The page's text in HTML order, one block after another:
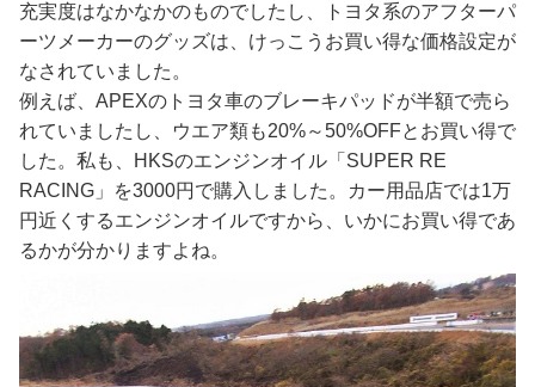
充実度はなかなかのものでしたし、トヨタ系のアフターパ
ーツメーカーのグッズは、けっこうお買い得な価格設定が
なされていました。
例えば、APEXのトヨタ車のブレーキパッドが半額で売ら
れていましたし、ウエア類も20%～50%OFFとお買い得で
した。私も、HKSのエンジンオイル「SUPER RE
RACING」を3000円で購入しました。カー用品店では1万
円近くするエンジンオイルですから、いかにお買い得であ
るかが分かりますよね。